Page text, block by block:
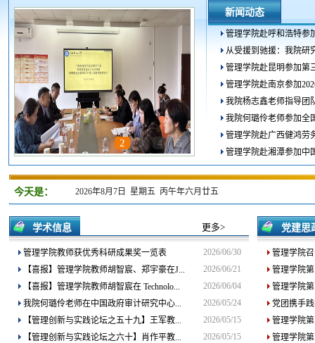
1 2 3 4 5
新闻动态
管理学院赴呼和浩特参
从受援到驰援：我院研
管理学院赴昆明参加第
管理学院赴南京参加
我院杨志鑫老师指导团
我院何璐伶老师参加全
管理学院赴广西健鸿劳
管理学院赴湘潭参加中
今天是： 2026年8月7日 星期五 丙午年六月廿五
学术信息 更多> 党建思
管理学院教师获优秀科研成果奖一览表
2026/06/30
【喜报】管理学院教师胡智宸、郑宇豪在J...
2026/06/21
【喜报】管理学院教师胡智宸在 Technolo...
2026/06/04
我院何璐伶老师在中国政府审计研究中心...
2026/05/24
【管理创新与实践论坛之五十九】王军教...
2026/05/15
【管理创新与实践论坛之六十】肖作平教...
2026/05/15
管理学院
管理学院
管理学院
党团携手
管理学院
管理学院